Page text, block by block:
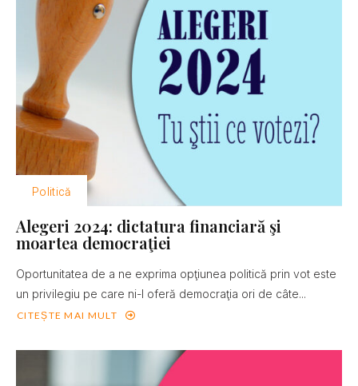
Politică
Alegeri 2024: dictatura financiară şi
moartea democraţiei
Oportunitatea de a ne exprima opţiunea politică prin vot este
un privilegiu pe care ni-l oferă democraţia ori de câte...
CITEȘTE MAI MULT